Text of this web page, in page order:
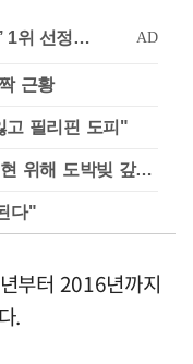
근황
고 필리핀 도피"
차가원 "MC몽에 400억 뜯겨…백현 위해 도박빚 갚아줘"
다"
부터 2016년까지
.